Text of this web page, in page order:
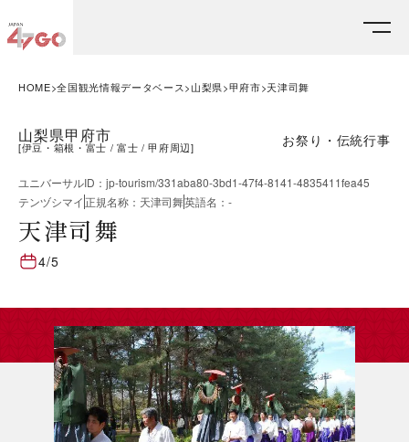
HOME 全国観光情報データベース 山梨県 甲府市 天津司舞
山梨県甲府市
[伊豆・箱根・富士 富士 甲府周辺] お祭り・伝統行事
ユニバーサルID ： jp-tourism/331aba80-3bd1-47f4-8141-4835411fea45
テンヅシマイ正規名称 ： 天津司舞英語名 ： -
天津司舞
4/5